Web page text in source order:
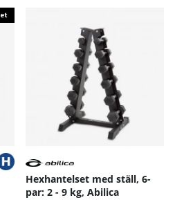
Hexhantelset med ställ, 6-
par: 2 - 9 kg, Abilica